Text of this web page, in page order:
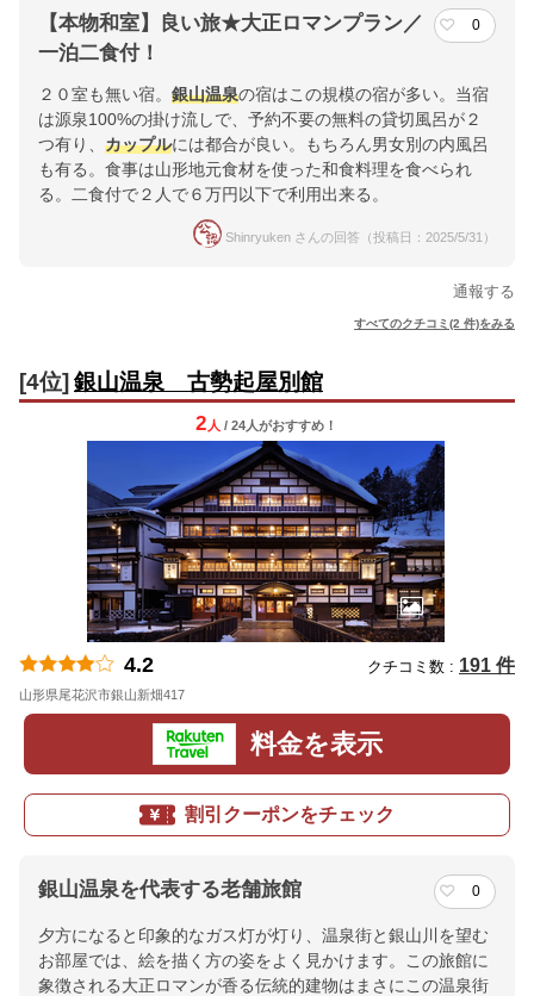
【本物和室】良い旅★大正ロマンプラン／
一泊二食付！
0
２０室も無い宿。 銀山温泉の宿はこの規模の宿が多い。当宿
は源泉100%の掛け流しで、予約不要の無料の貸切風呂が２
つ有り、 カップルには都合が良い。もちろん男女別の内風呂
も有る。食事は山形地元食材を使った和食料理を食べられ
る。二食付で２人で６万円以下で利用出来る。
Shinryuken さんの回答（投稿日：2025/5/31）
通報する
すべてのクチコミ(2 件)をみる
[4位] 銀山温泉 古勢起屋別館
2 人 / 24人がおすすめ！
4.2 クチコミ数 : 191 件
山形県尾花沢市銀山新畑417
料金を表示
割引クーポンをチェック
銀山温泉を代表する老舗旅館 0
夕方になると印象的なガス灯が灯り、温泉街と銀山川を望む
お部屋では、絵を描く方の姿をよく見かけます。この旅館に
象徴される大正ロマンが香る伝統的建物はまさにこの温泉街